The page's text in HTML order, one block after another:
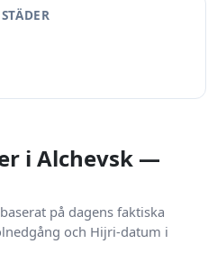
i Alchevsk —
på dagens faktiska
och Hijri-datum i